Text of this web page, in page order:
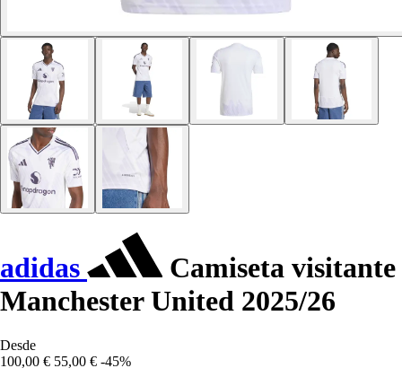
adidas
Camiseta visitante
Manchester United 2025/26
Desde
100,00 € 55,00 € -45%